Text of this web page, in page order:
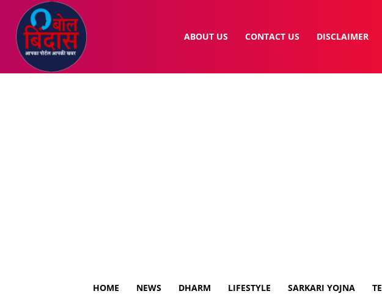
ABOUT US CONTACT US DISCLAIMER
HOME NEWS DHARM LIFESTYLE SARKARI YOJNA